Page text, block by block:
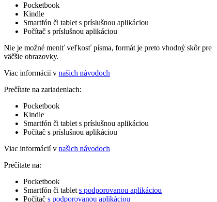
Pocketbook
Kindle
Smartfón či tablet s príslušnou aplikáciou
Počítač s príslušnou aplikáciou
Nie je možné meniť veľkosť písma, formát je preto vhodný skôr pre
väčšie obrazovky.
Viac informácií v našich návodoch
Prečítate na zariadeniach:
Pocketbook
Kindle
Smartfón či tablet s príslušnou aplikáciou
Počítač s príslušnou aplikáciou
Viac informácií v našich návodoch
Prečítate na:
Pocketbook
Smartfón či tablet s podporovanou aplikáciou
Počítač s podporovanou aplikáciou